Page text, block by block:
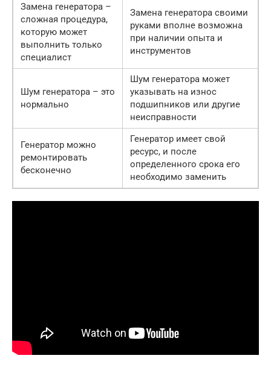
Замена генератора –
сложная процедура,
которую может
выполнить только
специалист
Замена генератора своими
руками вполне возможна
при наличии опыта и
инструментов
Шум генератора – это
нормально
Шум генератора может
указывать на износ
подшипников или другие
неисправности
Генератор можно
ремонтировать
бесконечно
Генератор имеет свой
ресурс, и после
определенного срока его
необходимо заменить